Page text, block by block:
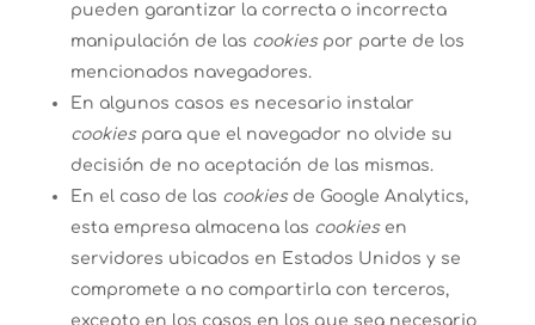
pueden garantizar la correcta o incorrecta
manipulación de las cookiespor parte de los
mencionados navegadores.
En algunos casos es necesario instalar
cookiespara que el navegador no olvide su
decisión de no aceptación de las mismas.
En el caso de las cookiesde Google Analytics,
esta empresa almacena las cookiesen
servidores ubicados en Estados Unidos y se
compromete a no compartirla con terceros,
excepto en los casos en los que sea necesario